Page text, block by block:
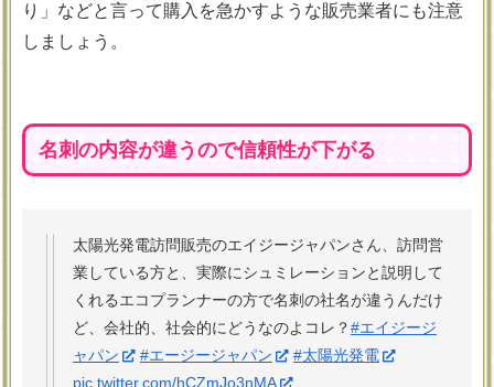
り」などと言って購入を急かすような販売業者にも注意
しましょう。
名刺の内容が違うので信頼性が下がる
太陽光発電訪問販売のエイジージャパンさん、訪問営
業している方と、実際にシュミレーションと説明して
くれるエコプランナーの方で名刺の社名が違うんだけ
ど、会社的、社会的にどうなのよコレ？#エイジージ
ャパン
#エージージャパン
#太陽光発電
pic.twitter.com/hCZmJo3nMA